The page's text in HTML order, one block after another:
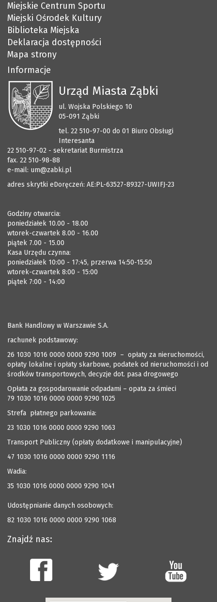
Miejskie Centrum Sportu
Miejski Ośrodek Kultury
Biblioteka Miejska
Deklaracja dostępności
Mapa strony
Informacje
Urząd Miasta Ząbki
ul. Wojska Polskiego 10
05-091 Ząbki
tel. 22 510-97-00 do 01 Biuro Obsługi
Interesanta
22 510-97-02 - sekretariat Burmistrza
fax. 22 510-98-88
e-mail: um@zabki.pl
adres skrytki eDoręczeń: AE:PL-63527-89327-UWIFJ-23
Godziny otwarcia:
poniedziałek 10.00 - 18.00
wtorek-czwartek 8.00 - 16.00
piątek 7.00 - 15.00
Kasa Urzędu czynna:
poniedziałek 10:00 - 17:45, przerwa 14:50-15:50
wtorek-czwartek 8:00 - 15:00
piątek 7:00 - 14:00
Bank Handlowy w Warszawie S.A.
rachunek podstawowy:
26 1030 1016 0000 0000 9290 1009 – opłaty za nieruchomości,
opłaty lokalne i opłaty skarbowe, podatek od nieruchomości i od
środków transportowych, decyzje dot. pasa drogowego
Opłata za gospodarowanie odpadami – opata za śmieci
79 1030 1016 0000 0000 9290 1025
Strefa płatnego parkowania:
23 1030 1016 0000 0000 9290 1063
Transport Publiczny (opłaty dodatkowe i manipulacyjne)
47 1030 1016 0000 0000 9290 1116
Wadia:
35 1030 1016 0000 0000 9290 1041
Udostępnianie danych osobowych:
82 1030 1016 0000 0000 9290 1068
Znajdź nas: